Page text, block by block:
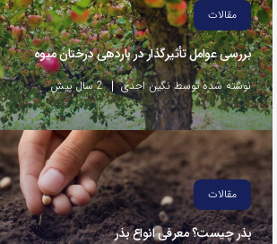
مقالات
بررسی عوامل تأثیرگذار در باردهی درختان میوه
نوشته شده توسط نگین احدی 2 سال پیش
مقالات
بذر چیست؟ معرفی انواع بذر